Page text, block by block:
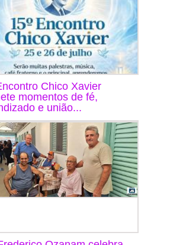
Chico Xavier
momentos de fé,
e união...